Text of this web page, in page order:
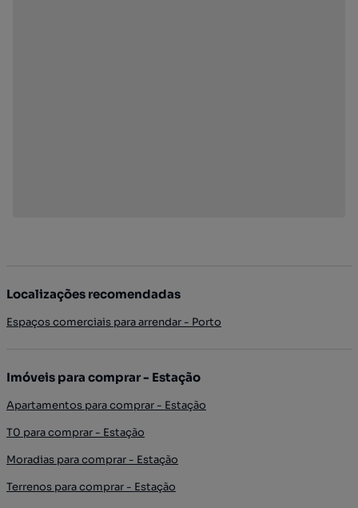
Localizações recomendadas
Espaços comerciais para arrendar - Porto
Imóveis para comprar - Estação
Apartamentos para comprar - Estação
T0 para comprar - Estação
Moradias para comprar - Estação
Terrenos para comprar - Estação